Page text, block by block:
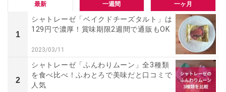
最新 一週間 一ヶ月
1
シャトレーゼ「ベイクドチーズタルト」は
129円で濃厚！賞味期限2週間で通販もOK
2023/03/11
2
シャトレーゼ「ふんわりムーン」全3種類
を食べ比べ！ふわとろで美味だと口コミで
人気